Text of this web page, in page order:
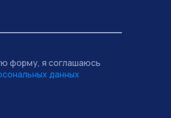
форму, я соглашаюсь
данных